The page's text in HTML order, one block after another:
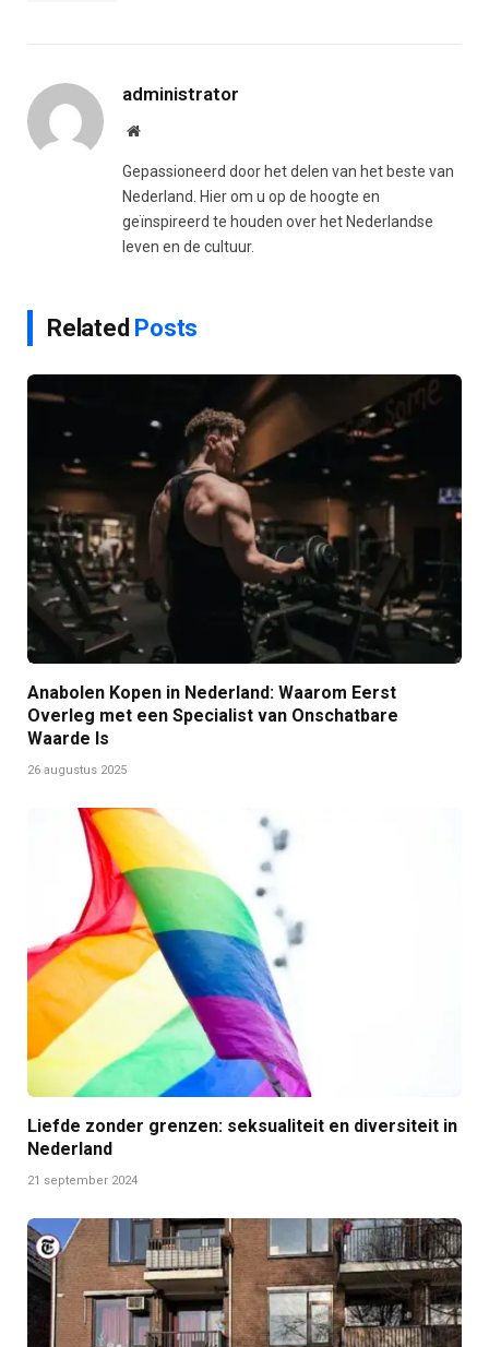
administrator
Website
Gepassioneerd door het delen van het beste van
Nederland. Hier om u op de hoogte en
geïnspireerd te houden over het Nederlandse
leven en de cultuur.
Related Posts
Anabolen Kopen in Nederland: Waarom Eerst
Overleg met een Specialist van Onschatbare
Waarde Is
26 augustus 2025
Liefde zonder grenzen: seksualiteit en diversiteit in
Nederland
21 september 2024